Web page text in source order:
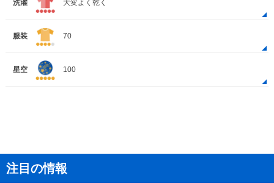
洗濯 大変よく乾く
服装 70
星空 100
注目の情報